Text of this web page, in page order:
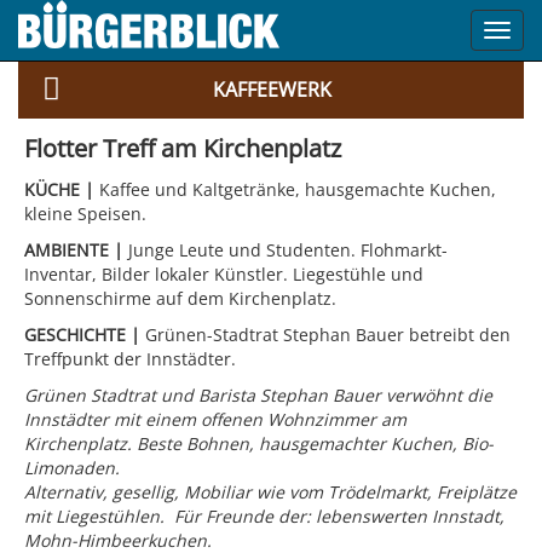
KAFFEEWERK
Flotter Treff am Kirchenplatz
KÜCHE | Kaffee und Kaltgetränke, hausgemachte Kuchen,
kleine Speisen.
AMBIENTE | Junge Leute und Studenten. Flohmarkt-
Inventar, Bilder lokaler Künstler. Liegestühle und
Sonnenschirme auf dem Kirchenplatz.
GESCHICHTE | Grünen-Stadtrat Stephan Bauer betreibt den
Treffpunkt der Innstädter.
Grünen Stadtrat und Barista Stephan Bauer verwöhnt die
Innstädter mit einem offenen Wohnzimmer am
Kirchenplatz. Beste Bohnen, hausgemachter Kuchen, Bio-
Limonaden.
Alternativ, gesellig, Mobiliar wie vom Trödelmarkt, Freiplätze
mit Liegestühlen. Für Freunde der: lebenswerten Innstadt,
Mohn-Himbeerkuchen.